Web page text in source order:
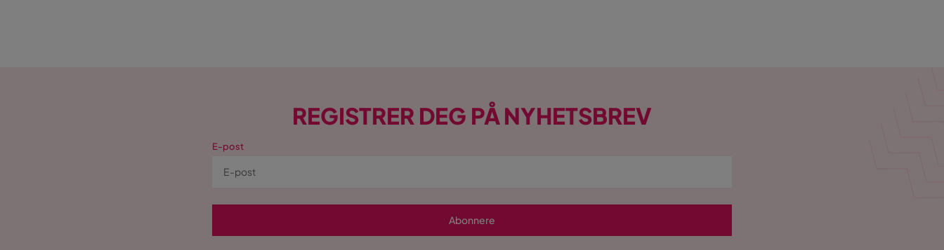
REGISTRER DEG PÅ NYHETSBREV
E-post
Abonnere